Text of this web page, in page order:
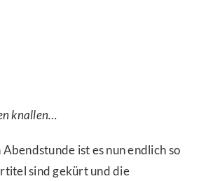
knallen…
ist es nun endlich so
sind gekürt und die